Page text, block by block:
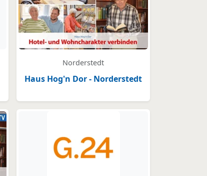
Norderstedt
Haus Hog'n Dor - Norderstedt